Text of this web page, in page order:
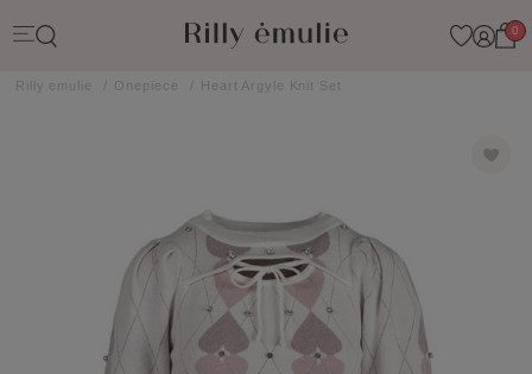
0
Rilly emulie Onepiece Heart Argyle Knit Set